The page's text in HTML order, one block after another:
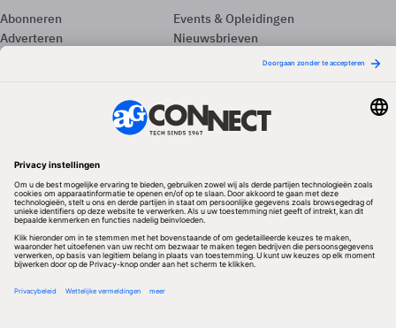
Abonneren
Adverteren
Events & Opleidingen
Nieuwsbrieven
Redactionele partner